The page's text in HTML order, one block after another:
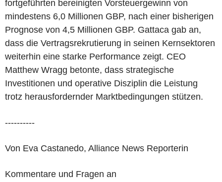
fortgeführten bereinigten Vorsteuergewinn von
mindestens 6,0 Millionen GBP, nach einer bisherigen
Prognose von 4,5 Millionen GBP. Gattaca gab an,
dass die Vertragsrekrutierung in seinen Kernsektoren
weiterhin eine starke Performance zeigt. CEO
Matthew Wragg betonte, dass strategische
Investitionen und operative Disziplin die Leistung
trotz herausfordernder Marktbedingungen stützen.
----------
Von Eva Castanedo, Alliance News Reporterin
Kommentare und Fragen an